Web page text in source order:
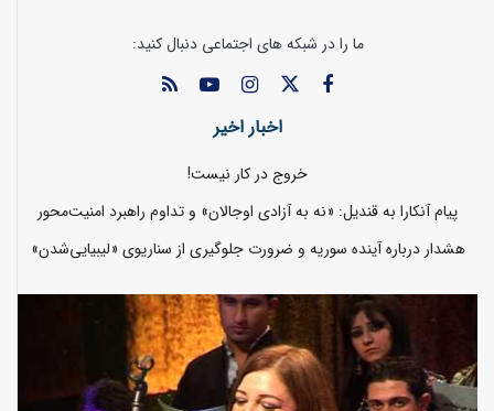
ما را در شبکه های اجتماعی دنبال کنید:
اخبار اخیر
خروج در کار نیست!
پیام آنکارا به قندیل: «نه به آزادی اوجالان» و تداوم راهبرد امنیت‌محور
هشدار درباره آینده سوریه و ضرورت جلوگیری از سناریوی «لیبیایی‌شدن»